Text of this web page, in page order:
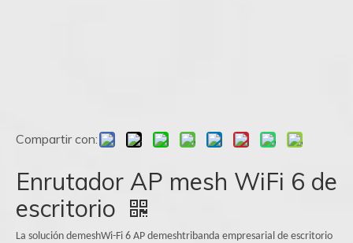
Compartir con:
Enrutador AP mesh WiFi 6 de
escritorio
La solución demeshWi-Fi 6 AP demeshtribanda empresarial de escritorio